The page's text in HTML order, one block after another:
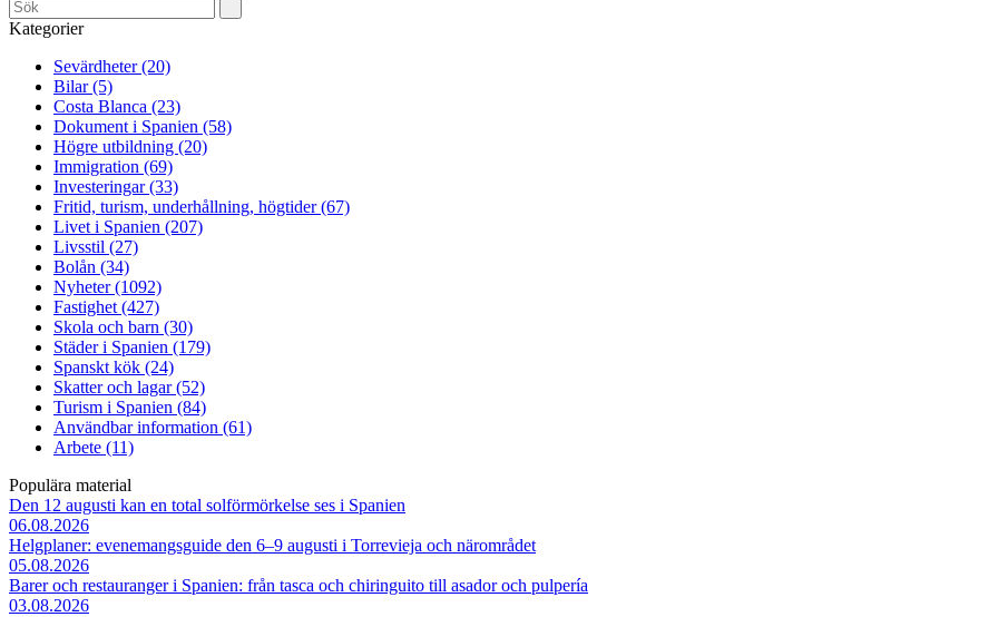
Kategorier
Sevärdheter (20)
Bilar (5)
Costa Blanca (23)
Dokument i Spanien (58)
Högre utbildning (20)
Immigration (69)
Investeringar (33)
Fritid, turism, underhållning, högtider (67)
Livet i Spanien (207)
Livsstil (27)
Bolån (34)
Nyheter (1092)
Fastighet (427)
Skola och barn (30)
Städer i Spanien (179)
Spanskt kök (24)
Skatter och lagar (52)
Turism i Spanien (84)
Användbar information (61)
Arbete (11)
Populära material
Den 12 augusti kan en total solförmörkelse ses i Spanien
06.08.2026
Helgplaner: evenemangsguide den 6–9 augusti i Torrevieja och närområdet
05.08.2026
Barer och restauranger i Spanien: från tasca och chiringuito till asador och pulpería
03.08.2026